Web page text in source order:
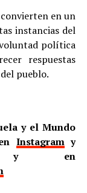
convierten en un
instancias del
política
respuestas
pueblo.
y el Mundo
Instagramy
en